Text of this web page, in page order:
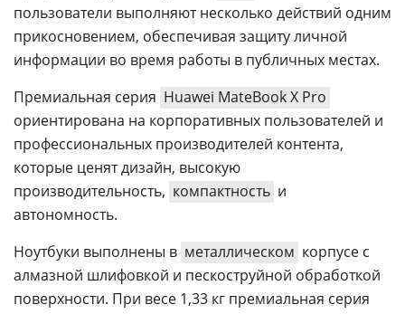
пользователи выполняют несколько действий одним
прикосновением, обеспечивая защиту личной
информации во время работы в публичных местах.
Премиальная серия Huawei MateBook X Pro
ориентирована на корпоративных пользователей и
профессиональных производителей контента,
которые ценят дизайн, высокую
производительность, компактность и
автономность.
Ноутбуки выполнены в металлическом корпусе с
алмазной шлифовкой и пескоструйной обработкой
поверхности. При весе 1,33 кг премиальная серия